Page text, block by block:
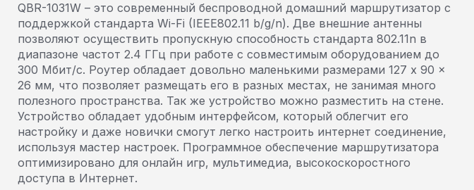
QBR-1031W – это современный беспроводной домашний маршрутизатор с
поддержкой стандарта Wi-Fi (IEEE802.11 b/g/n). Две внешние антенны
позволяют осуществить пропускную способность стандарта 802.11n в
диапазоне частот 2.4 ГГц при работе с совместимым оборудованием до
300 Мбит/с. Роутер обладает довольно маленькими размерами 127 x 90 x
26 мм, что позволяет размещать его в разных местах, не занимая много
полезного пространства. Так же устройство можно разместить на стене.
Устройство обладает удобным интерфейсом, который облегчит его
настройку и даже новички смогут легко настроить интернет соединение,
используя мастер настроек. Программное обеспечение маршрутизатора
оптимизировано для онлайн игр, мультимедиа, высокоскоростного
доступа в Интернет.